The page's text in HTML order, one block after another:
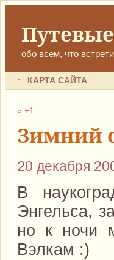
обо всем, что
КАРТА САЙТА
«+1
Зимний
20 декабря
В
Энгельса,
но к ночи
Вэлкам :)